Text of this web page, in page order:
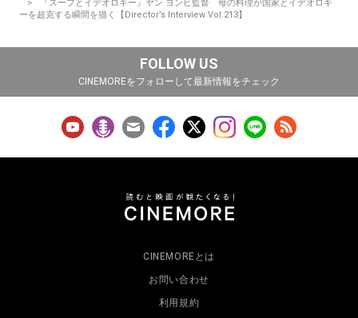
『スープとイデオロギー』ヤン ヨンヒ監督 母の料理が国家とイデオロギ
ーを超克する瞬間を描く【Director’s Interview Vol.213】
FOLLOW US
CINEMOREをフォローして最新情報をチェック
CINEMOREとは
お問い合わせ
利用規約